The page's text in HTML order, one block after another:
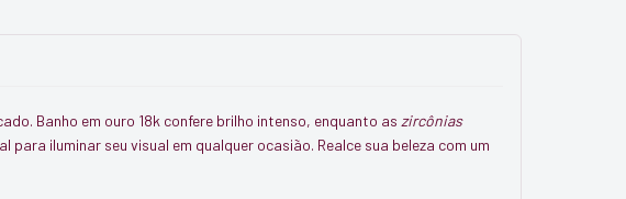
Banho em ouro 18k confere brilho intenso, enquanto as zircônias
iluminar seu visual em qualquer ocasião. Realce sua beleza com um